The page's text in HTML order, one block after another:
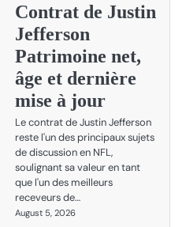
Contrat de Justin
Jefferson
Patrimoine net,
âge et dernière
mise à jour
Le contrat de Justin Jefferson
reste l'un des principaux sujets
de discussion en NFL,
soulignant sa valeur en tant
que l'un des meilleurs
receveurs de…
August 5, 2026